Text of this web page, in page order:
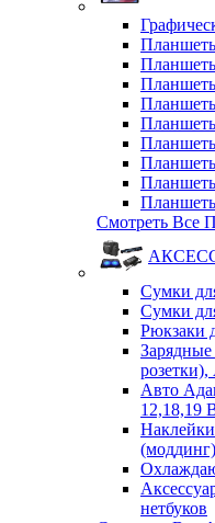
Смотреть
Сумки
Сумки
Рюкзаки
Зарядные
Авто
12,18,19
Наклейки
(моддинг)
нетбуков